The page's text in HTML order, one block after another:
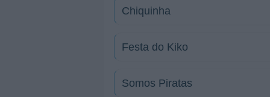
Chiquinha
Festa do Kiko
Somos Piratas